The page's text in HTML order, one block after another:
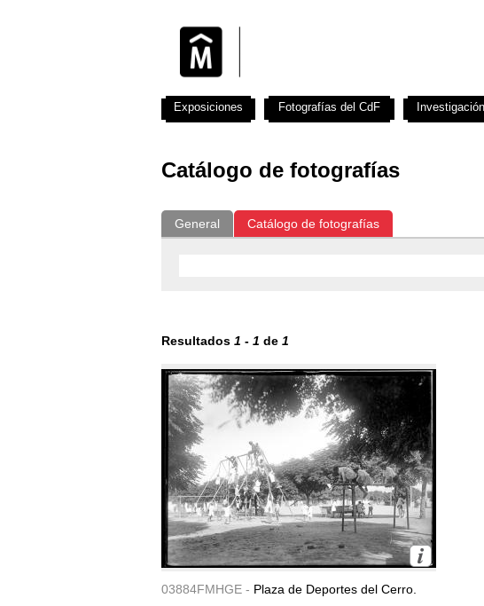
Catálogo de fotografías
General Catálogo de fotografías
Resultados 1 - 1 de 1
03884FMHGE - Plaza de Deportes del Cerro.
Exposiciones Fotografías del CdF Investigación